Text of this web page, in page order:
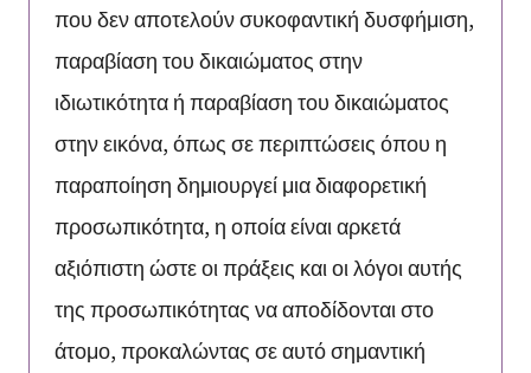
που δεν αποτελούν συκοφαντική δυσφήμιση,
παραβίαση του δικαιώματος στην
ιδιωτικότητα ή παραβίαση του δικαιώματος
στην εικόνα, όπως σε περιπτώσεις όπου η
παραποίηση δημιουργεί μια διαφορετική
προσωπικότητα, η οποία είναι αρκετά
αξιόπιστη ώστε οι πράξεις και οι λόγοι αυτής
της προσωπικότητας να αποδίδονται στο
άτομο, προκαλώντας σε αυτό σημαντική